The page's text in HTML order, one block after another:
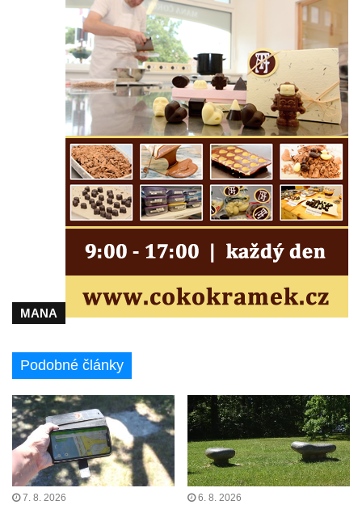
Socha svatého Josefa na nádvoří kláštera
dominikánů v Českých Budějovicích
Socha svaté Anny na nádvoří kláštera
dominikánů v Českých Budějovicích
Socha svatého Dominika na nádvoří
kláštera dominikánů v Českých
Budějovicích
Sousoší Kalvárie před klášterem
dominikánů u Piaristického náměstí v
Českých Budějovicích
Socha svatého Václava u pramene v
Pamětní deska Tomáše Garrigue Masaryka
na radnici v Českých Budějovicích
Českých Budějovicích
Pamětní deska Josefa Hloucha na
biskupské rezidenci v Českých
Budějovicích
Socha žáby u rybníčku na Náměstí v
Kamenném Újezdě
Pamětní kámen družebních obcí Kamenný
MANA
Podobné články
7. 8. 2026 6. 8. 2026